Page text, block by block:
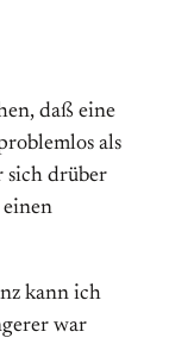
daß eine
als
sich drüber
kann ich
war